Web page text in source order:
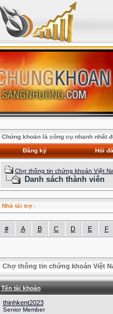
Chứng khoán là công cụ nhanh nhất
Đăng ký Hỏi
Chợ thông tin chứng khoán Việt
Danh sách thành viên
Nhà tài trợ:
# A B C D E F
Chợ thông tin chứng khoán Việt
Tên tài khoản
thinhkent2023
Senior Member